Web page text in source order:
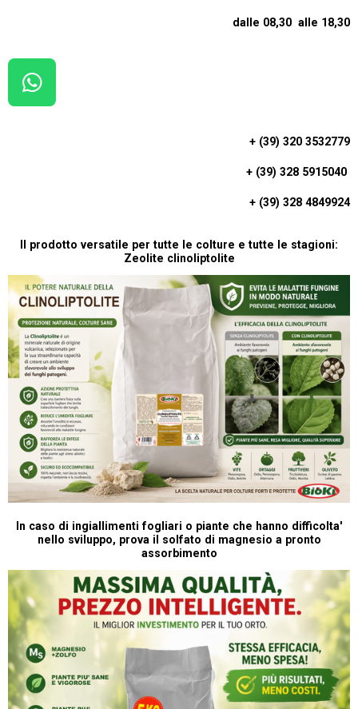
dalle 08,30 alle 18,30
W
H
P
+ (39) 320 3532779
+ (39) 328 5915040
+ (39) 328 4849924
Il prodotto versatile per tutte le colture e tutte le stagioni:
Zeolite clinoliptolite
In caso di ingiallimenti fogliari o piante che hanno difficolta'
nello sviluppo, prova il solfato di magnesio a pronto
assorbimento